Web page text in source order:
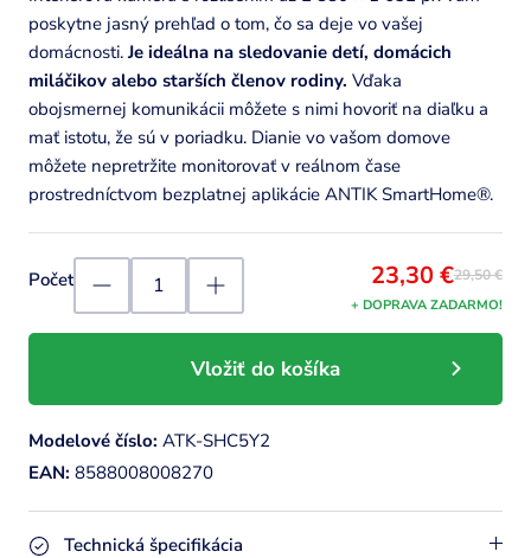
poskytne jasný prehľad o tom, čo sa deje vo vašej
domácnosti. Je ideálna na sledovanie detí, domácich
miláčikov alebo starších členov rodiny. Vďaka
obojsmernej komunikácii môžete s nimi hovoriť na diaľku a
mať istotu, že sú v poriadku. Dianie vo vašom domove
môžete nepretržite monitorovať v reálnom čase
prostredníctvom bezplatnej aplikácie ANTIK SmartHome®.
Počet 23,30 €29,50 €
+ DOPRAVA ZADARMO!
Vložiť do košíka
Modelové číslo: ATK-SHC5Y2
EAN: 8588008008270
Technická špecifikácia